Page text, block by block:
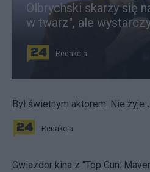
Olbrychski skarży się
w twarz", ale
Redakcja
Był świetnym aktorem. Nie żyje
Redakcja
Gwiazdor kina z "Top Gun: